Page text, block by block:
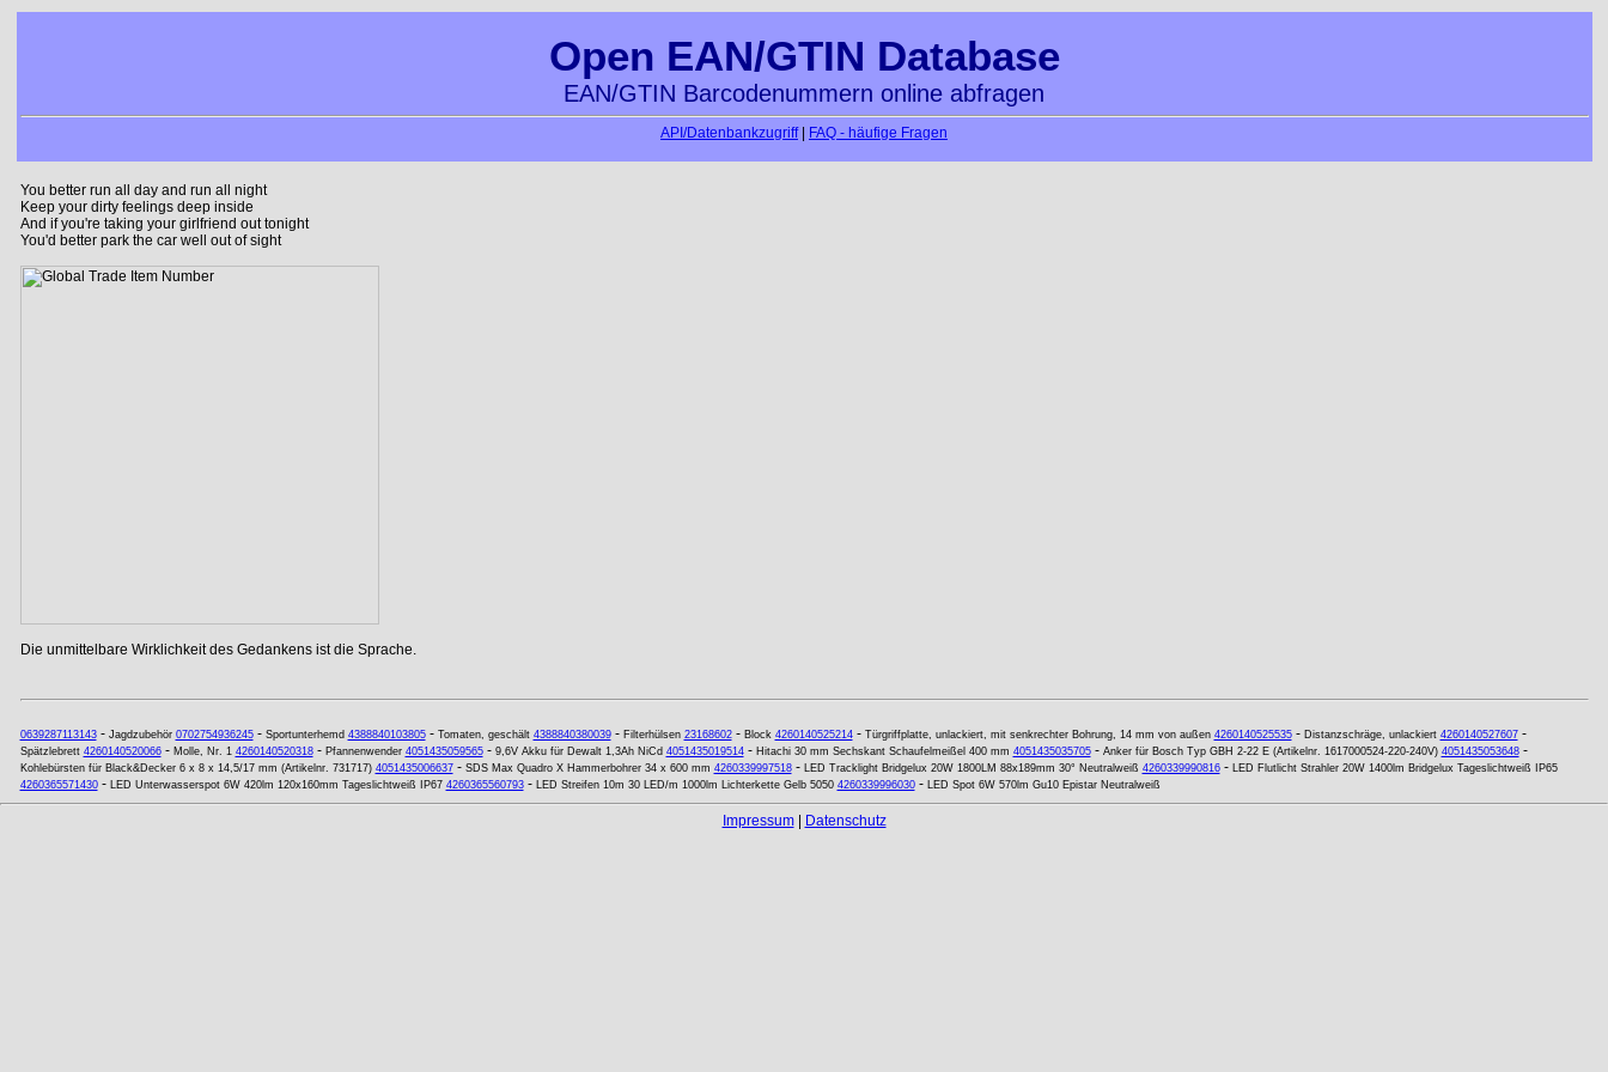
Open EAN/GTIN Database
EAN/GTIN Barcodenummern online abfragen
API/Datenbankzugriff| FAQ - häufige Fragen
You better run all day and run all night
Keep your dirty feelings deep inside
And if you're taking your girlfriend out tonight
You'd better park the car well out of sight
Die unmittelbare Wirklichkeit des Gedankens ist die Sprache.
0639287113143- Jagdzubehör 0702754936245- Sportunterhemd 4388840103805- Tomaten, geschält 4388840380039- Filterhülsen 23168602- Block 4260140525214- Türgriffplatte, unlackiert, mit senkrechter Bohrung, 14 mm von außen 4260140525535- Distanzschräge, unlackiert 4260140527607-
Spätzlebrett 4260140520066- Molle, Nr. 1 4260140520318- Pfannenwender 4051435059565- 9,6V Akku für Dewalt 1,3Ah NiCd 4051435019514- Hitachi 30 mm Sechskant Schaufelmeißel 400 mm 4051435035705- Anker für Bosch Typ GBH 2-22 E (Artikelnr. 1617000524-220-240V) 4051435053648-
Kohlebürsten für Black&Decker 6 x 8 x 14,5/17 mm (Artikelnr. 731717) 4051435006637- SDS Max Quadro X Hammerbohrer 34 x 600 mm 4260339997518- LED Tracklight Bridgelux 20W 1800LM 88x189mm 30° Neutralweiß 4260339990816- LED Flutlicht Strahler 20W 1400lm Bridgelux Tageslichtweiß IP65
4260365571430- LED Unterwasserspot 6W 420lm 120x160mm Tageslichtweiß IP67 4260365560793- LED Streifen 10m 30 LED/m 1000lm Lichterkette Gelb 5050 4260339996030- LED Spot 6W 570lm Gu10 Epistar Neutralweiß
Impressum| Datenschutz